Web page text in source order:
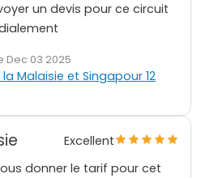
un devis pour ce circuit
Dec 03 2025
Malaisie et Singapour 12
Excellent
donner le tarif pour cet